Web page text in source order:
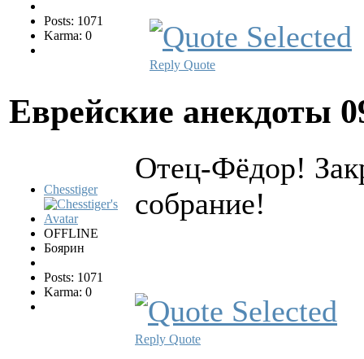
Posts: 1071
Karma: 0
Reply Quote
Еврейские анекдоты
Chesstiger
OFFLINE
Боярин
Posts: 1071
Karma: 0
Отец-Фёдор!
собрание!
Reply Quote